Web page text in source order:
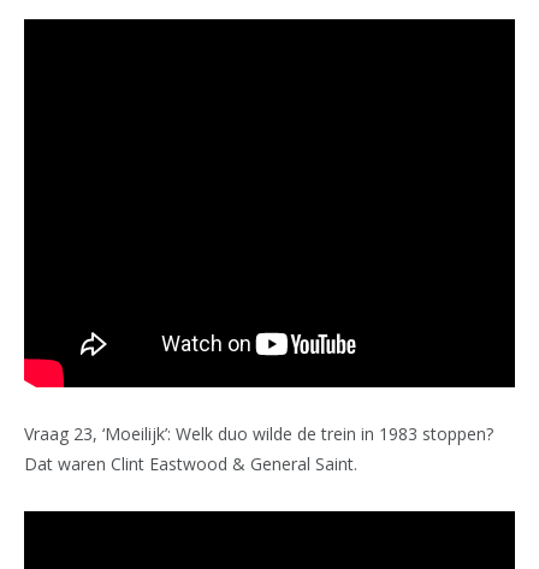
Vraag 23, ‘Moeilijk’: Welk duo wilde de trein in 1983 stoppen?
Dat waren Clint Eastwood & General Saint.